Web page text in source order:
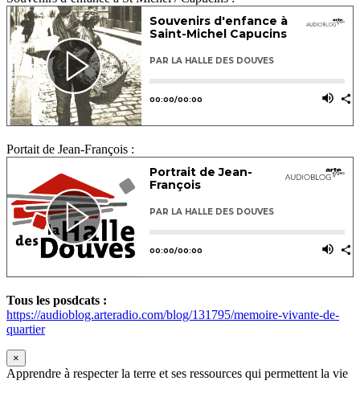
Portait de Jean-François :
Tous les posdcats :
https://audioblog.arteradio.com/blog/131795/memoire-vivante-de-
quartier
×
Apprendre à respecter la terre et ses ressources qui permettent la vie